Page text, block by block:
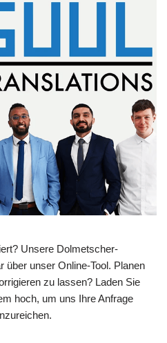
Unsere Dolmetscher-
über unser Online-Tool. Planen
zu lassen? Laden Sie
hoch, um uns Ihre Anfrage